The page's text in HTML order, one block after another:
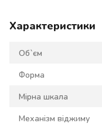
Характеристики
Об`єм
Форма
Мірна шкала
Механізм віджиму